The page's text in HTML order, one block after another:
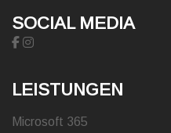
SOCIAL MEDIA
LEISTUNGEN
Microsoft 365